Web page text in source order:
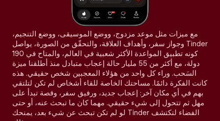
مع ميزات مثل موعد مزدوج، ووضع الموسيقى، ووضع التنجيم،
وجواز سفر، وأهداف العلاقة، والتحقّق من الصورة، يواصل Tinder
كونه تطبيق المواعدة الأكثر شعبية في العالم، والمتاح في 190
دولة، مع أكثر من 55 مليار حالة إعجاب متبادل منذ أطلقنا ميزة
السَحب. وراء كل واحد من هؤلاء المعجبين شخص حقيقي. هذه
كانت الفكرة دائمًا. مساحتك الخاصة للقاء أشخاص لم تكن لتلتقي
بهم في أي مكان آخر: إعجاب جديد، ورفيق سفر، وقصة تبدأ على
مهل ثم تتحول إلى شيء حقيقي. مهما كان ما تبحث عنه، أو حتى
لو لم تكن تبحث عن شيء بعد، يمنحك Tinder الفضاء لتكتشف